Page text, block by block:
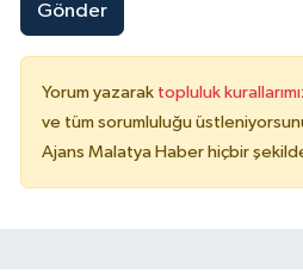
Gönder
Yorum yazarak topluluk
ve tüm sorumluluğu
Ajans Malatya Haber hiçbir